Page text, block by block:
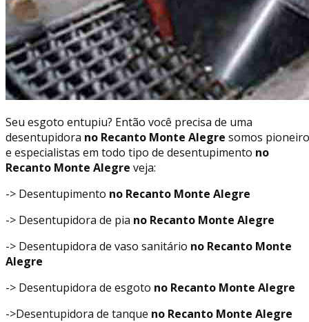
Seu esgoto entupiu? Então você precisa de uma
desentupidora no Recanto Monte Alegre somos pioneiro
e especialistas em todo tipo de desentupimento no
Recanto Monte Alegre veja:
-> Desentupimento no Recanto Monte Alegre
-> Desentupidora de pia no Recanto Monte Alegre
-> Desentupidora de vaso sanitário no Recanto Monte
Alegre
-> Desentupidora de esgoto no Recanto Monte Alegre
->Desentupidora de tanque no Recanto Monte Alegre